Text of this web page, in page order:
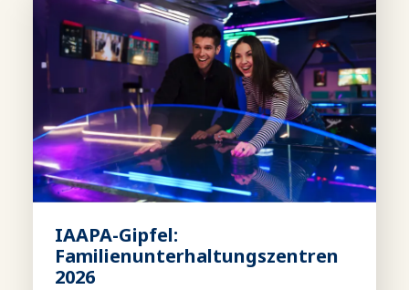
IAAPA-Gipfel:
Familienunterhaltungszentren
2026